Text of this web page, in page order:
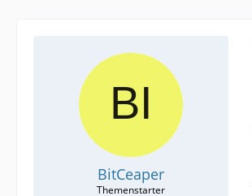
BitCeaper